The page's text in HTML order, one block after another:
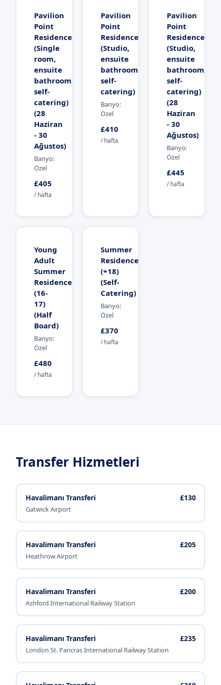
Pavilion
Point
Residence
(Single
room,
ensuite
bathroom,
self-
catering)
(28
Haziran
- 30
Ağustos)
Banyo:
Özel
£405
/ hafta
Pavilion
Point
Residence
(Studio,
ensuite
bathroom,
self-
catering)
Banyo:
Özel
£410
/ hafta
Pavilion
Point
Residence
(Studio,
ensuite
bathroom,
self-
catering)
(28
Haziran
- 30
Ağustos)
Banyo:
Özel
£445
/ hafta
Young
Adult
Summer
Residence
(16-
17)
(Half
Board)
Banyo:
Özel
£480
/ hafta
Summer
Residence
(+18)
(Self-
Catering)
Banyo:
Özel
£370
/ hafta
Transfer Hizmetleri
Havalimanı Transferi
Gatwick Airport
£130
Havalimanı Transferi
Heathrow Airport
£205
Havalimanı Transferi
Ashford International Railway Station
£200
Havalimanı Transferi
London St. Pancras International Railway Station
£235